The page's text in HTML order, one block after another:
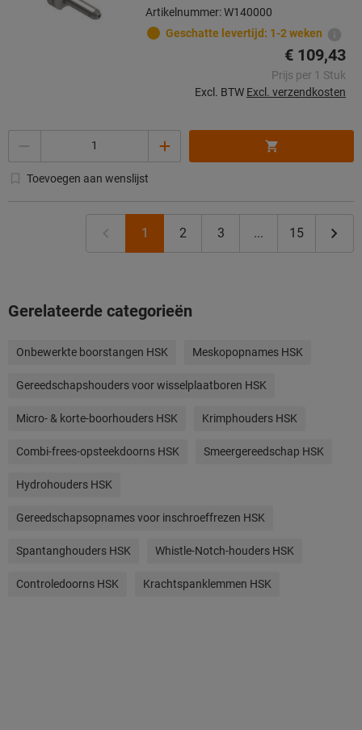
Artikelnummer: W140000
Geschatte levertijd: 1-2 weken
€ 109,43
Prijs per 1 Stuk
Excl. BTW Excl. verzendkosten
Toevoegen aan wenslijst
1 2 3 ... 15
Gerelateerde categorieën
Onbewerkte boorstangen HSK Meskopopnames HSK
Gereedschapshouders voor wisselplaatboren HSK
Micro- & korte-boorhouders HSK Krimphouders HSK
Combi-frees-opsteekdoorns HSK Smeergereedschap HSK
Hydrohouders HSK
Gereedschapsopnames voor inschroeffrezen HSK
Spantanghouders HSK Whistle-Notch-houders HSK
Controledoorns HSK Krachtspanklemmen HSK